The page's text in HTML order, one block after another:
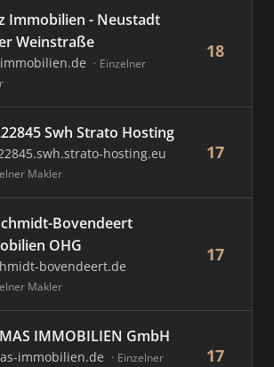
Immobilien - Neustadt
Weinstraße
Einzelner
18
Swh Strato Hosting
hosting.eu
Makler
17
Bovendeert
OHG
bovendeert.de
Makler
17
IMMOBILIEN GmbH
immobilien.de
Einzelner
17